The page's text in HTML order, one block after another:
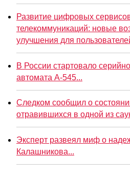
Развитие цифровых
телекоммуникаций: новые
улучшения для
В России стартовало
автомата А-545...
Следком сообщил о
отравившихся в одной из
Эксперт развеял миф о
Калашникова...